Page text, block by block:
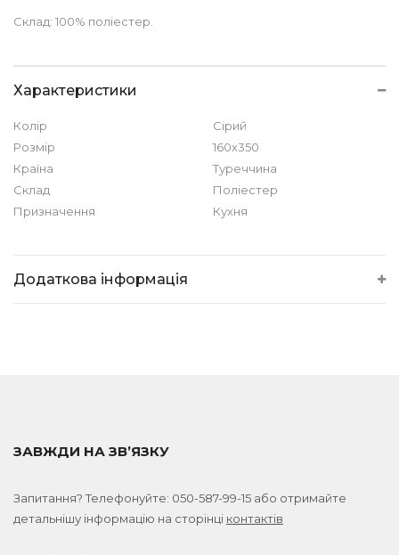
Склад: 100% поліестер.
Характеристики
Колір
Сірий
Розмір
160х350
Країна
Туреччина
Склад
Поліестер
Призначення
Кухня
Додаткова інформація
ЗАВЖДИ НА ЗВ’ЯЗКУ
Запитання? Телефонуйте: 050-587-99-15 або отримайте
детальнішу інформацію на сторінці контактів